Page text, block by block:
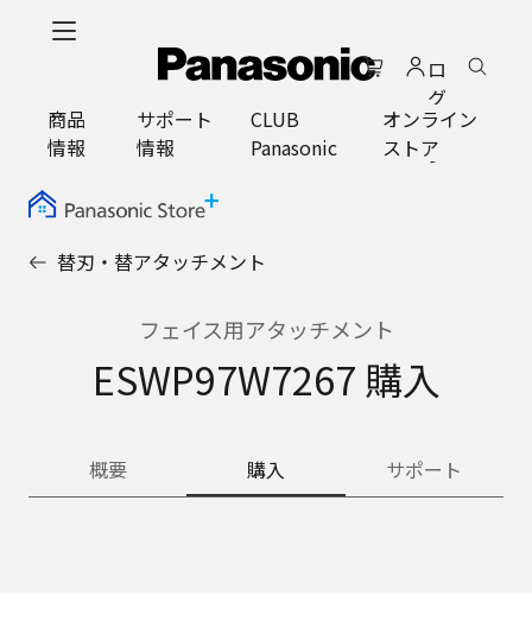
ロ
グ
イ
ン
商品
情報
サポート
情報
CLUB
Panasonic
オンライン
ストア
替刃・替アタッチメント
フェイス用アタッチメント
ESWP97W7267 購入
概要 購入 サポート